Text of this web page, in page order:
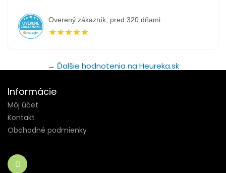
Overený zákazník, pred 320 dňami
★★★★★
→ Ďalšie hodnotenia na Heureka.sk
Informácie
Môj účet
Kontakt
Obchodné podmienky